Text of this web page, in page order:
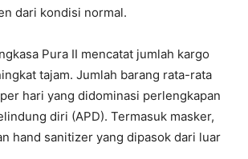
dari kondisi normal.
Pura II mencatat jumlah kargo
tajam. Jumlah barang rata-rata
hari yang didominasi perlengkapan
diri (APD). Termasuk masker,
hand sanitizer yang dipasok dari luar